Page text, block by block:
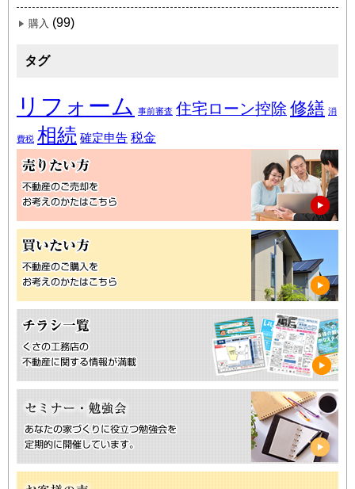
購入 (99)
タグ
リフォーム 事前審査 住宅ローン控除 修繕 消
費税 相続 確定申告 税金